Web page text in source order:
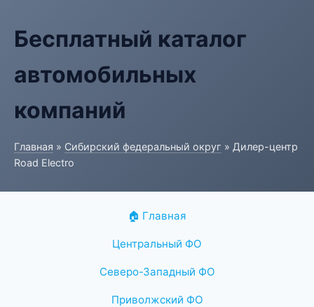
Бесплатный каталог
автомобильных
компаний
Главная » Сибирский федеральный округ » Дилер-центр
Road Electro
🏠 Главная
Центральный ФО
Северо-Западный ФО
Приволжский ФО